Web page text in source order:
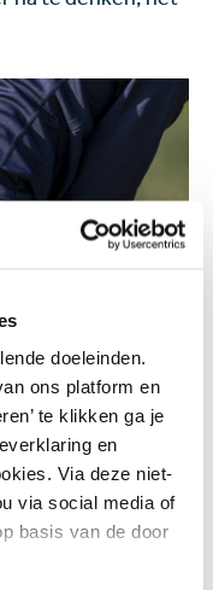
doeleinden.
ons platform en
te klikken ga je
en
Via deze niet-
via social media of
basis van de door
Beeld: Golfsupport.nl
zou je toch
naar hoe de beste